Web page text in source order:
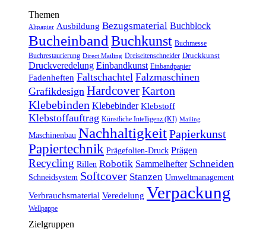
Themen
Altpapier Ausbildung Bezugsmaterial Buchblock
Bucheinband Buchkunst Buchmesse
Buchrestaurierung Direct Mailing Dreiseitenschneider Druckkunst
Druckveredelung Einbandkunst Einbandpapier
Fadenheften Faltschachtel Falzmaschinen
Grafikdesign HardcoverKarton
Klebebinden Klebebinder Klebstoff
Klebstoffauftrag Künstliche Intelligenz (KI) Mailing
Maschinenbau NachhaltigkeitPapierkunst
Papiertechnik Prägefolien-Druck Prägen
Recycling Rillen Robotik Sammelhefter Schneiden
Schneidsystem Softcover Stanzen Umweltmanagement
Verbrauchsmaterial Veredelung Verpackung
Wellpappe
Zielgruppen